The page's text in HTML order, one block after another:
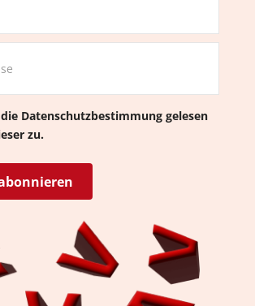
Datenschutzbestimmung gelesen
zu.